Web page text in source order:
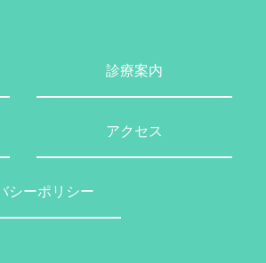
診療案内
アクセス
シーポリシー